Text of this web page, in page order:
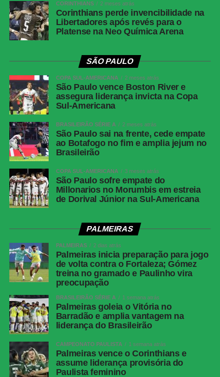
Data e hora
: 2 de junho de 2026 (terça-feira), às 21h30
(de Brasília)
Local: Estádio Metropolitano Roberto Meléndez, em
Palmeiras 4 x 1
Junior Barranquilla
Competição
Local
Allianz Parque, São Paulo (SP)
Data e Horário
28 de maio de 2026 (quinta-feira),
às 19h (de Brasília)
Público
35.761 torcedores
Renda
R$ 2.730.474,53
Gols
Palmeiras: Jhon Arias (5′ 1ºT), Allan
Andreas Pereira (5′ 2ºT)<br>Junior
Barranquilla: Luis Muriel (35′ 1ºT)
Cartões Amarelos
Junior Barranquilla: Yimmi Chará,
Jean Pestaña, Juan Ríos
Cartões Vermelhos
Nenhum
<br>Assistentes: Jose Retamal
(CHI), Miguel Rocha (CHI)<br>VAR:
Rodrigo Carvajal (CHI)
Palmeiras
Carlos Miguel; Giay, Gustavo Gómez,
Murilo, Arthur; Marlon Freitas (Luis
Pacheco), Andreas Pereira (Lucas
Evangelista), Emiliano Martínez;
CORINTHIANS 2 meses atrás
Corinthians perde invencibilidade na
Libertadores após revés para o
Platense na Neo Química Arena
SÃO PAULO
COPA SUL-AMERICANA 2 meses atrás
São Paulo vence Boston River e
assegura liderança invicta na Copa
Sul-Americana
BRASILEIRÃO SÉRIE A 2 meses atrás
São Paulo sai na frente, cede empate
ao Botafogo no fim e amplia jejum no
Brasileirão
COPA SUL-AMERICANA 3 meses atrás
São Paulo sofre empate do
Millonarios no Morumbis em estreia
de Dorival Júnior na Sul-Americana
PALMEIRAS
PALMEIRAS 2 dias atrás
Palmeiras inicia preparação para jogo
de volta contra o Fortaleza; Gómez
treina no gramado e Paulinho vira
preocupação
BRASILEIRÃO SÉRIE A 1 semana atrás
Palmeiras goleia o Vitória no
Barradão e amplia vantagem na
liderança do Brasileirão
CAMPEONATO PAULISTA 1 semana atrás
Palmeiras vence o Corinthians e
assume liderança provisória do
Paulista feminino